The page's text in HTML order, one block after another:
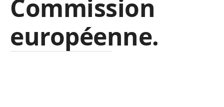
Commission
européenne.